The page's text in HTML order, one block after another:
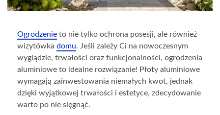
Ogrodzenie to nie tylko ochrona posesji, ale również
wizytówka domu. Jeśli zależy Ci na nowoczesnym
wyglądzie, trwałości oraz funkcjonalności, ogrodzenia
aluminiowe to idealne rozwiązanie! Płoty aluminiowe
wymagają zainwestowania niemałych kwot, jednak
dzięki wyjątkowej trwałości i estetyce, zdecydowanie
warto po nie sięgnąć.